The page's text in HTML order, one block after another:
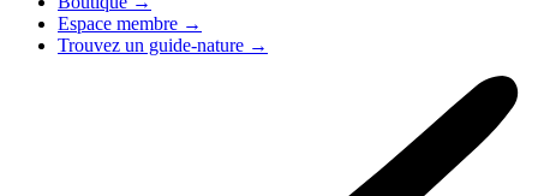
Espace membre →
Trouvez un guide-nature →